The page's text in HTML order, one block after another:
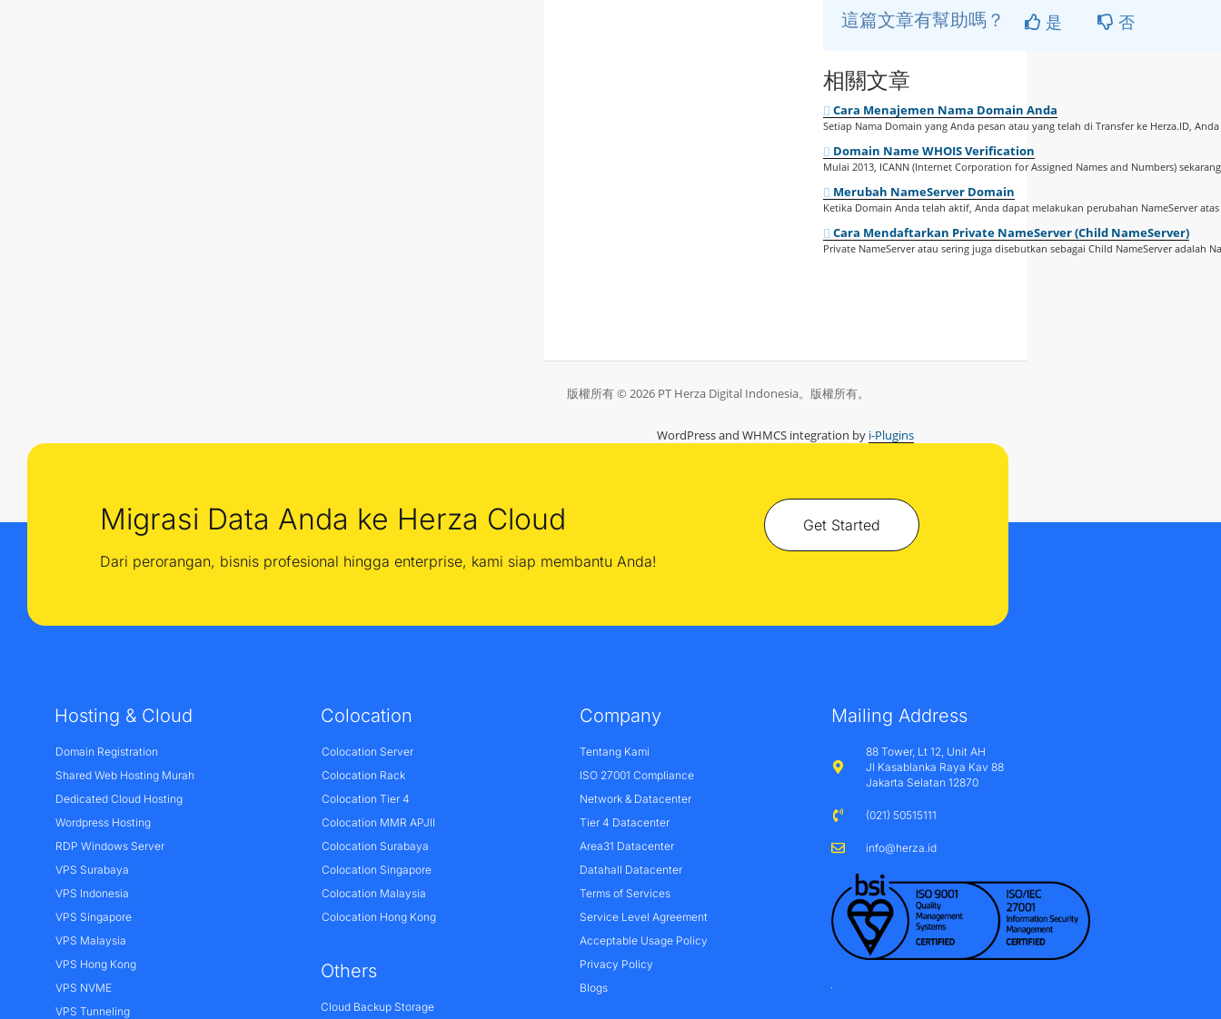
這篇文章有幫助嗎？ 是 否
相關文章
Cara Menajemen Nama Domain Anda
Setiap Nama Domain yang Anda pesan atau yang telah di Transfer ke Herza.ID,
Domain Name WHOIS Verification
Mulai 2013, ICANN (Internet Corporation for Assigned Names and Numbers)
Merubah NameServer Domain
Ketika Domain Anda telah aktif, Anda dapat melakukan perubahan NameServer
Cara Mendaftarkan Private NameServer (Child NameServer)
Private NameServer atau sering juga disebutkan sebagai Child NameServer adalah
版權所有 © 2026 PT Herza Digital Indonesia。版權所有。
WordPress and WHMCS integration by i-Plugins
Migrasi Data Anda ke Herza Cloud
Dari perorangan, bisnis profesional hingga enterprise, kami siap membantu Anda!
Get Started
Hosting & Cloud
Domain Registration
Shared Web Hosting Murah
Dedicated Cloud Hosting
Wordpress Hosting
RDP Windows Server
VPS Surabaya
VPS Indonesia
VPS Singapore
VPS Malaysia
VPS Hong Kong
VPS NVME
VPS Tunneling
Colocation
Colocation Server
Colocation Rack
Colocation Tier 4
Colocation MMR APJII
Colocation Surabaya
Colocation Singapore
Colocation Malaysia
Colocation Hong Kong
Others
Cloud Backup Storage
Company
Tentang Kami
ISO 27001 Compliance
Network & Datacenter
Tier 4 Datacenter
Area31 Datacenter
Datahall Datacenter
Terms of Services
Service Level Agreement
Acceptable Usage Policy
Privacy Policy
Blogs
Mailing Address
88 Tower, Lt 12, Unit AH
Jl Kasablanka Raya Kav 88
Jakarta Selatan 12870
(021) 50515111
info@herza.id